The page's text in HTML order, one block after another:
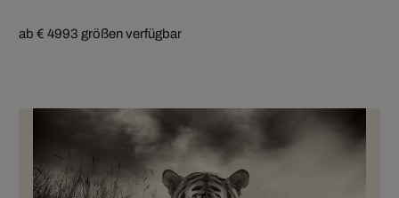
ab € 4993 größen verfügbar